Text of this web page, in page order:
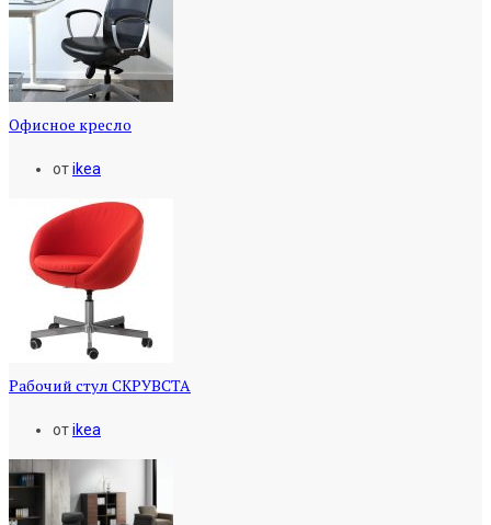
Офисное кресло
отikea
Рабочий стул СКРУВСТА
отikea